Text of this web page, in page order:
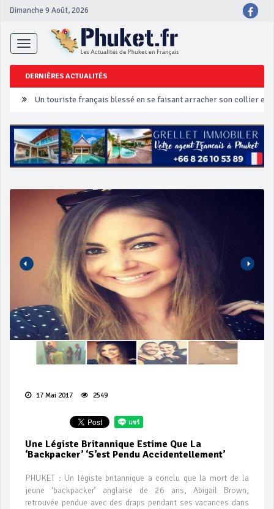
Dimanche 9 Août, 2026
Toggle
navigation
DERNIÈRES ACTUALITÉS
Un touriste français blessé en se faisant arracher son collier en
Phuket Peranakan Festival
‘Phuket Eye’ assurera la sécurité pendant Songkran
Campagne de sécurité routière ‘Seven Days of Danger’ de
17 Mai 2017 2549
Une Légiste Britannique Estime Que La
‘backpacker’ ‘s’est Pendu Accidentellement’
PHUKET : Un légiste britannique a conclu que la mort de la
jeune ‘backpacker’ anglaise de 26 ans, Abigail Brown,
retrouvée pendue avec des draps pendant ses vacances dans